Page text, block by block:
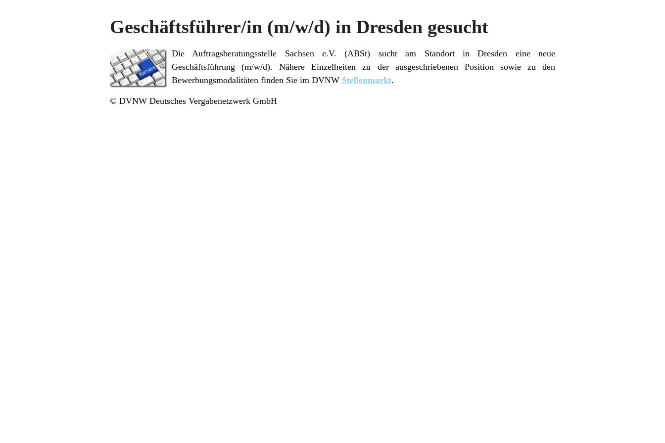
Geschäftsführer/in (m/w/d) in Dresden gesucht
Die Auftragsberatungsstelle Sachsen e.V. (ABSt) sucht am Standort in Dresden eine neue
Geschäftsführung (m/w/d). Nähere Einzelheiten zu der ausgeschriebenen Position sowie zu den
Bewerbungsmodalitäten finden Sie im DVNW Stellenmarkt.